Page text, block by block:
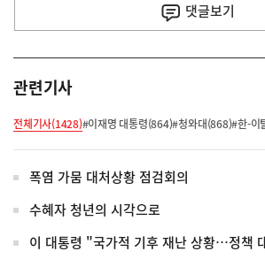
댓글보기
관련기사
전체기사(1428)#이재명 대통령(864)#청와대(868)#한-이
폭염 가뭄 대처상황 점검회의
수혜자 청년의 시각으로
이 대통령 "국가적 기후 재난 상황…정책